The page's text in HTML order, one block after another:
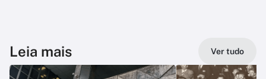
Leia mais Ver tudo